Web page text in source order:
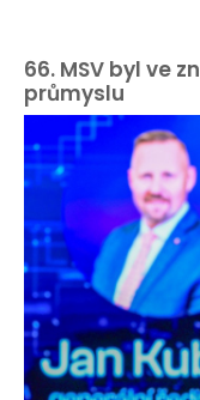
66. MSV byl ve
průmyslu